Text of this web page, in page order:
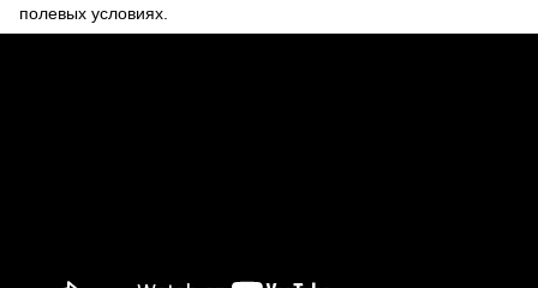
полевых условиях.